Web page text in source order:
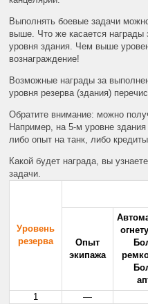
Выполнять боевые задачи
выше. Что же касается награды
уровня здания. Чем выше
вознаграждение!
Возможные награды за
уровня резерва (здания)
Обратите внимание: можно
Например, на 5-м уровне
либо опыт на танк, либо
Какой будет награда, вы
задачи.
Уровень
резерва
Опыт
экипажа
1 —